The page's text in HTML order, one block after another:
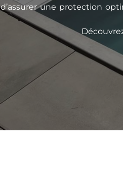
d’assurer une protection